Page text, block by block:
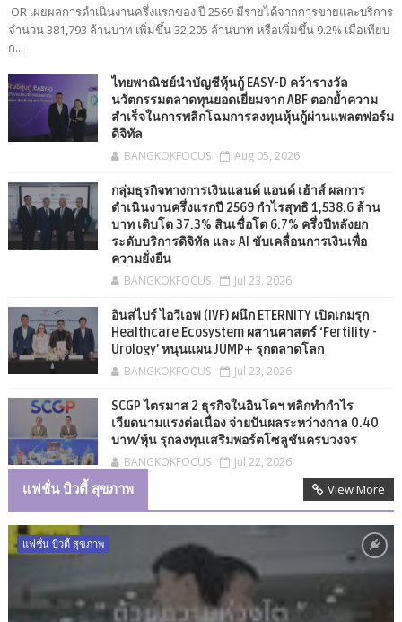
OR เผยผลการดำเนินงานครึ่งแรกของ ปี 2569 มีรายได้จากการขายและบริการ
จำนวน 381,793 ล้านบาท เพิ่มขึ้น 32,205 ล้านบาท หรือเพิ่มขึ้น 9.2% เมื่อเทียบ
ก...
ไทยพาณิชย์นำบัญชีหุ้นกู้ EASY-D คว้ารางวัล
นวัตกรรมตลาดทุนยอดเยี่ยมจาก ABF ตอกย้ำความ
สำเร็จในการพลิกโฉมการลงทุนหุ้นกู้ผ่านแพลตฟอร์ม
ดิจิทัล
BANGKOKFOCUS
Aug 05, 2026
กลุ่มธุรกิจทางการเงินแลนด์ แอนด์ เฮ้าส์ ผลการ
ดำเนินงานครึ่งแรกปี 2569 กำไรสุทธิ 1,538.6 ล้าน
บาท เติบโต 37.3% สินเชื่อโต 6.7% ครึ่งปีหลังยก
ระดับบริการดิจิทัล และ AI ขับเคลื่อนการเงินเพื่อ
ความยั่งยืน
BANGKOKFOCUS
Jul 23, 2026
อินสไปร์ ไอวีเอฟ (IVF) ผนึก ETERNITY เปิดเกมรุก
Healthcare Ecosystem ผสานศาสตร์ ‘Fertility -
Urology’ หนุนแผน JUMP+ รุกตลาดโลก
BANGKOKFOCUS
Jul 23, 2026
SCGP ไตรมาส 2 ธุรกิจในอินโดฯ พลิกทำกำไร
เวียดนามแรงต่อเนื่อง จ่ายปันผลระหว่างกาล 0.40
บาท/หุ้น รุกลงทุนเสริมพอร์ตโซลูชันครบวงจร
BANGKOKFOCUS
Jul 22, 2026
แฟชั่น บิวตี้ สุขภาพ View More
แฟชั่น บิวตี้ สุขภาพ